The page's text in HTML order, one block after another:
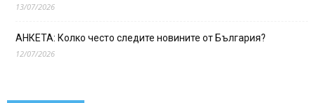
13/07/2026
АНКЕТА: Колко често следите новините от България?
12/07/2026